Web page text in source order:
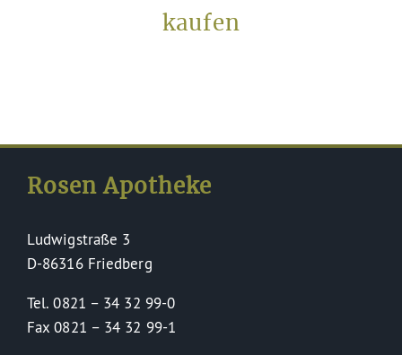
kaufen
Rosen Apotheke
Ludwigstraße 3
D-86316 Friedberg
Tel. 0821 – 34 32 99-0
Fax 0821 – 34 32 99-1